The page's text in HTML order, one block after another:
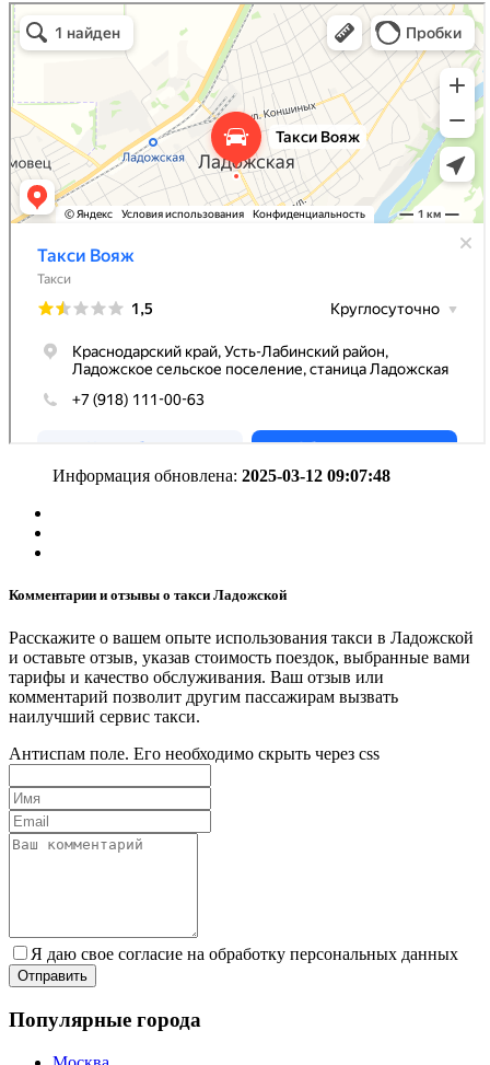
Информация обновлена: 2025-03-12 09:07:48
Комментарии и отзывы о такси Ладожской
Расскажите о вашем опыте использования такси в Ладожской
и оставьте отзыв, указав стоимость поездок, выбранные вами
тарифы и качество обслуживания. Ваш отзыв или
комментарий позволит другим пассажирам вызвать
наилучший сервис такси.
Антиспам поле. Его необходимо скрыть через css
Я даю свое согласие на обработку персональных данных
Популярные города